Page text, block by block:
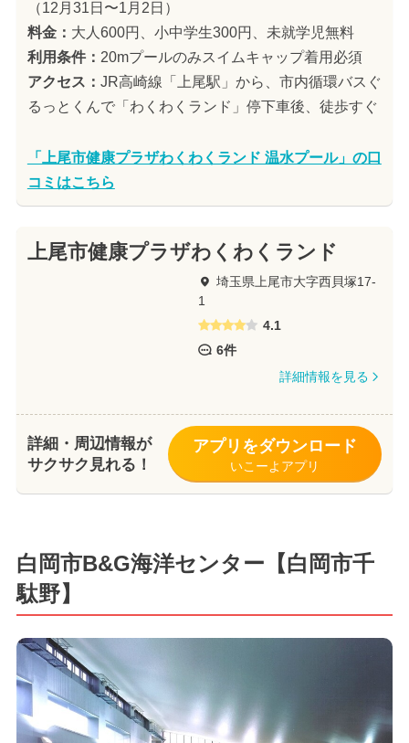
（12月31日〜1月2日）
料金： 大人600円、小中学生300円、未就学児無料
利用条件： 20mプールのみスイムキャップ着用必須
アクセス： JR高崎線「上尾駅」から、市内循環バスぐ
るっとくんで「わくわくランド」停下車後、徒歩すぐ
「上尾市健康プラザわくわくランド 温水プール」の口
コミはこちら
上尾市健康プラザわくわくランド
埼玉県上尾市大字西貝塚17-
1
4.1
6件
詳細情報を見る
詳細・周辺情報が
サクサク見れる！
アプリをダウンロード
いこーよアプリ
白岡市B&G海洋センター【白岡市千
駄野】